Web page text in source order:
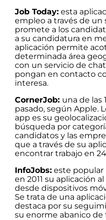
Job Today: esta
empleo a través de un
promete a los
a su candidatura en
aplicación permite
determinada área
con un servicio de
pongan en contacto
interesa.
CornerJob: una de las
pasado, según Apple.
app es su
búsqueda por
candidatos y las
que a través de su
encontrar trabajo en
InfoJobs: este popular
en 2011 su aplicación
desde dispositivos
Se trata de una
destaca por su
su enorme abanico de